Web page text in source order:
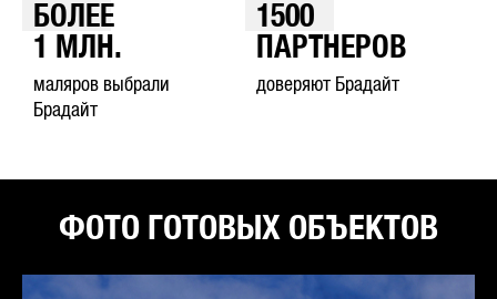
БОЛЕЕ
1
МЛН.
маляров выбрали
Брадайт
1500
ПАРТНЕРОВ
доверяют Брадайт
ФОТО ГОТОВЫХ ОБЪЕКТОВ